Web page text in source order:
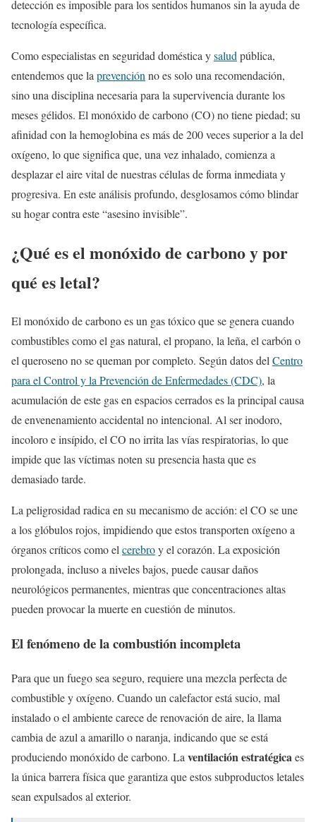
detección es imposible para los sentidos humanos sin la ayuda de
tecnología específica.
Como especialistas en seguridad doméstica ysaludpública,
entendemos que laprevenciónno es solo una recomendación,
sino una disciplina necesaria para la supervivencia durante los
meses gélidos. El monóxido de carbono (CO) no tiene piedad; su
afinidad con la hemoglobina es más de 200 veces superior a la del
oxígeno, lo que significa que, una vez inhalado, comienza a
desplazar el aire vital de nuestras células de forma inmediata y
progresiva. En este análisis profundo, desglosamos cómo blindar
su hogar contra este “asesino invisible”.
¿Qué es el monóxido de carbono y por
qué es letal?
El monóxido de carbono es un gas tóxico que se genera cuando
combustibles como el gas natural, el propano, la leña, el carbón o
el queroseno no se queman por completo. Según datos del Centro
para el Control y la Prevención de Enfermedades (CDC), la
acumulación de este gas en espacios cerrados es la principal causa
de envenenamiento accidental no intencional. Al ser inodoro,
incoloro e insípido, el CO no irrita las vías respiratorias, lo que
impide que las víctimas noten su presencia hasta que es
demasiado tarde.
La peligrosidad radica en su mecanismo de acción: el CO se une
a los glóbulos rojos, impidiendo que estos transporten oxígeno a
órganos críticos como el cerebroy el corazón. La exposición
prolongada, incluso a niveles bajos, puede causar daños
neurológicos permanentes, mientras que concentraciones altas
pueden provocar la muerte en cuestión de minutos.
El fenómeno de la combustión incompleta
Para que un fuego sea seguro, requiere una mezcla perfecta de
combustible y oxígeno. Cuando un calefactor está sucio, mal
instalado o el ambiente carece de renovación de aire, la llama
cambia de azul a amarillo o naranja, indicando que se está
produciendo monóxido de carbono. La ventilación estratégica es
la única barrera física que garantiza que estos subproductos letales
sean expulsados al exterior.